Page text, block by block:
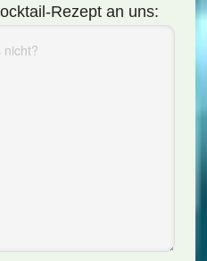
Rezept an uns: